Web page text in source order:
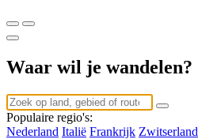
Waar wil je wandelen?
Populaire regio's:
Nederland Italië Frankrijk Zwitserland